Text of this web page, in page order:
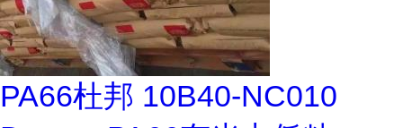
PA66杜邦 10B40-NC010